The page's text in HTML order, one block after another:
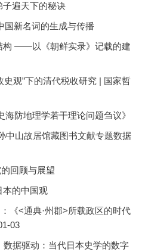
子遍天下的秘诀
新名词的生成与传播
构 ——以《朝鲜实录》记载的建
观”下的清代税收研究 | 国家哲
防地理学若干理论问题刍议》
中山故居馆藏图书文献专题数据
回顾与展望
本的中国观
《<通典·州郡>所载政区的时代
03
数据驱动：当代日本史学的数字